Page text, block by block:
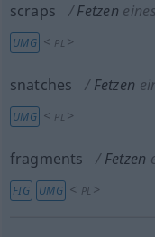
scraps Fetzen
UMG < PL >
snatches Fetzen
UMG < PL >
fragments Fetzen
FIG UMG < PL >